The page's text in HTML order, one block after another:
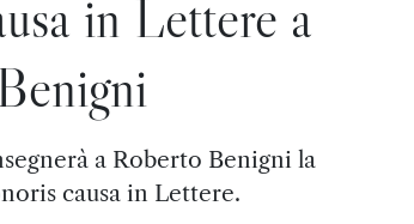
in Lettere a
a Roberto Benigni la
causa in Lettere.